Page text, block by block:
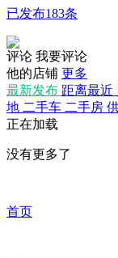
已发布183条
评论 我要评论
他的店铺 更多
最新发布 距离最近
地 二手车 二手房
正在加载
没有更多了
首页